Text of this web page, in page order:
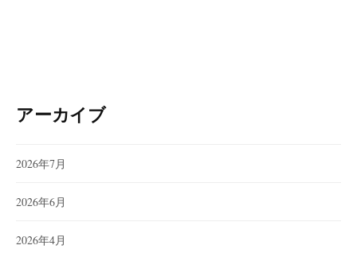
アーカイブ
2026年7月
2026年6月
2026年4月